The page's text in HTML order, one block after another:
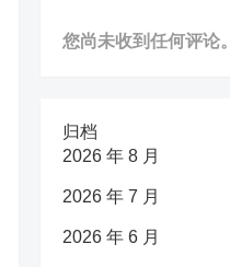
您尚未收到任何评论。
归档
2026 年 8 月
2026 年 7 月
2026 年 6 月